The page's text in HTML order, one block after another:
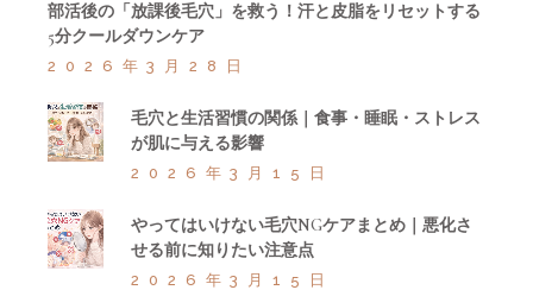
部活後の「放課後毛穴」を救う！汗と皮脂をリセットする
5分クールダウンケア
2026年3月28日
毛穴と生活習慣の関係｜食事・睡眠・ストレス
が肌に与える影響
2026年3月15日
やってはいけない毛穴NGケアまとめ｜悪化さ
せる前に知りたい注意点
2026年3月15日